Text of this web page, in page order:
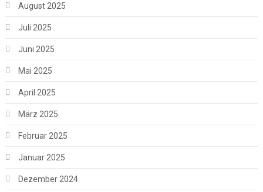
August 2025
Juli 2025
Juni 2025
Mai 2025
April 2025
März 2025
Februar 2025
Januar 2025
Dezember 2024